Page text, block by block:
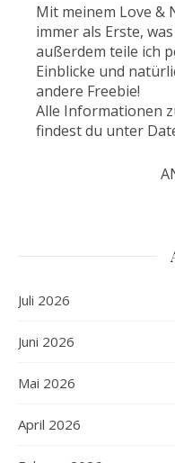
Mit meinem Love &
immer als Erste,
außerdem teile ich
Einblicke und
andere Freebie!
Alle Informationen
findest du unter
Juli 2026
Juni 2026
Mai 2026
April 2026